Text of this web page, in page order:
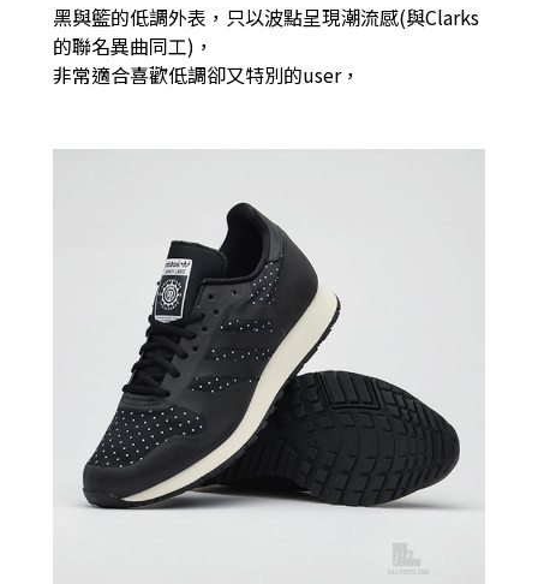
黑與籃的低調外表，只以波點呈現潮流感(與Clarks
的聯名異曲同工)，
非常適合喜歡低調卻又特別的user，